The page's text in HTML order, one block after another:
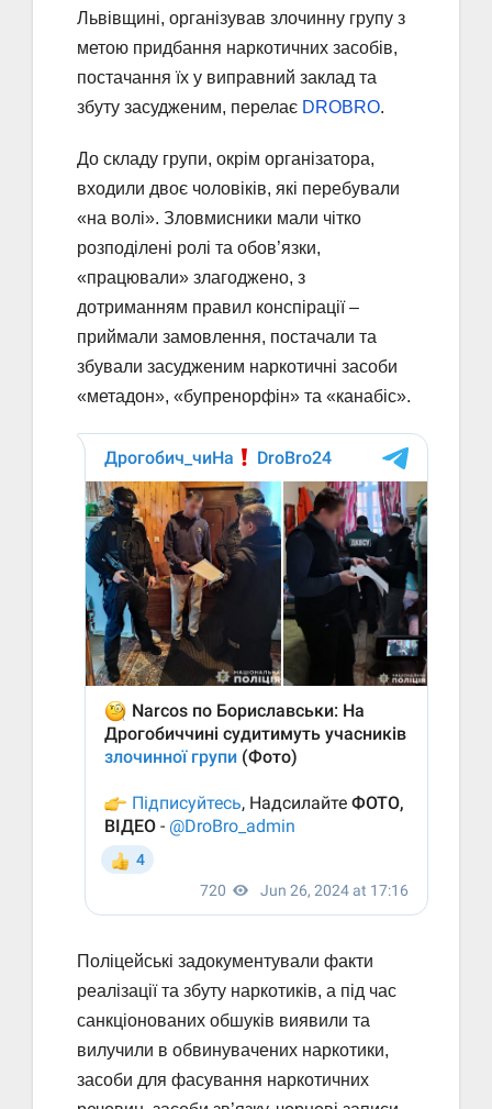
Львівщині, організував злочинну групу з
метою придбання наркотичних засобів,
постачання їх у виправний заклад та
збуту засудженим, перелає DROBRO.
До складу групи, окрім організатора,
входили двоє чоловіків, які перебували
«на волі». Зловмисники мали чітко
розподілені ролі та обов’язки,
«працювали» злагоджено, з
дотриманням правил конспірації –
приймали замовлення, постачали та
збували засудженим наркотичні засоби
«метадон», «бупренорфін» та «канабіс».
Поліцейські задокументували факти
реалізації та збуту наркотиків, а під час
санкціонованих обшуків виявили та
вилучили в обвинувачених наркотики,
засоби для фасування наркотичних